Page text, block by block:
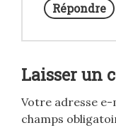
Répondre
Laisser un
Votre adresse e-
champs